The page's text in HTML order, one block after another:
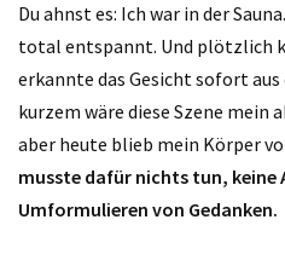
Du ahnst es: Ich war in der
total entspannt. Und plötzlich
erkannte das Gesicht sofort
kurzem wäre diese Szene mein
aber heute blieb mein Körper
musste dafür nichts tun, keine
Umformulieren von Gedanken.